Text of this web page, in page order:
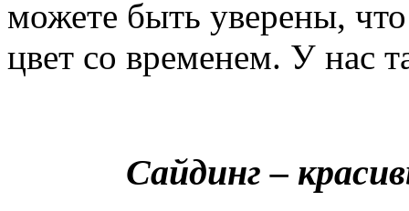
можете быть уверены,
цвет со временем. У нас
Сайдинг –